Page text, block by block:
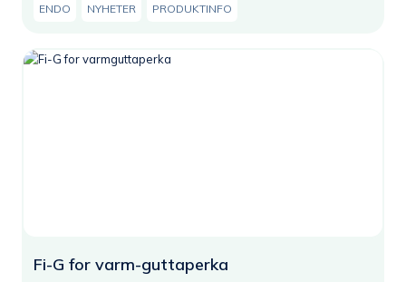
ENDO NYHETER PRODUKTINFO
Fi-G for varm-guttaperka